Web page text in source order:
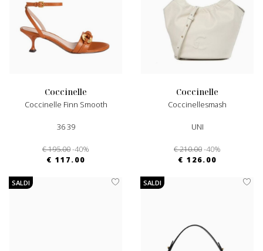
coccinelle
Coccinelle Finn Smooth
36 39
€ 195.00-40%
€ 117.00
coccinelle
Coccinellesmash
UNI
€ 210.00-40%
€ 126.00
SALDI SALDI